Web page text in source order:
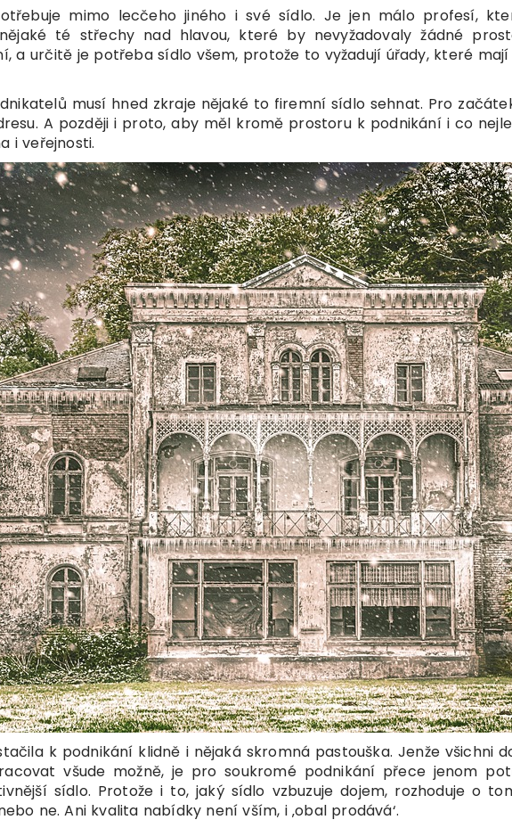
mimo lecčeho jiného i své sídlo. Je jen málo profesí,
té střechy nad hlavou, které by nevyžadovaly žádné
a určitě je potřeba sídlo všem, protože to vyžadují úřady, které
musí hned zkraje nějaké to firemní sídlo sehnat. Pro
A později i proto, aby měl kromě prostoru k podnikání i co
i veřejnosti.
k podnikání klidně i nějaká skromná pastouška. Jenže všichni
všude možně, je pro soukromé podnikání přece jenom
sídlo. Protože i to, jaký sídlo vzbuzuje dojem, rozhoduje o
ne. Ani kvalita nabídky není vším, i ‚obal prodává‘.